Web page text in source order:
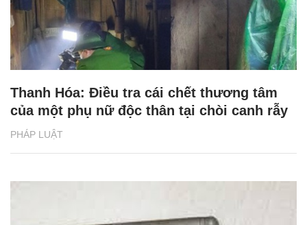
PHÁP LUẬT
Thanh Hóa: Điều tra cái chết thương tâm
của một phụ nữ độc thân tại chòi canh rẫy